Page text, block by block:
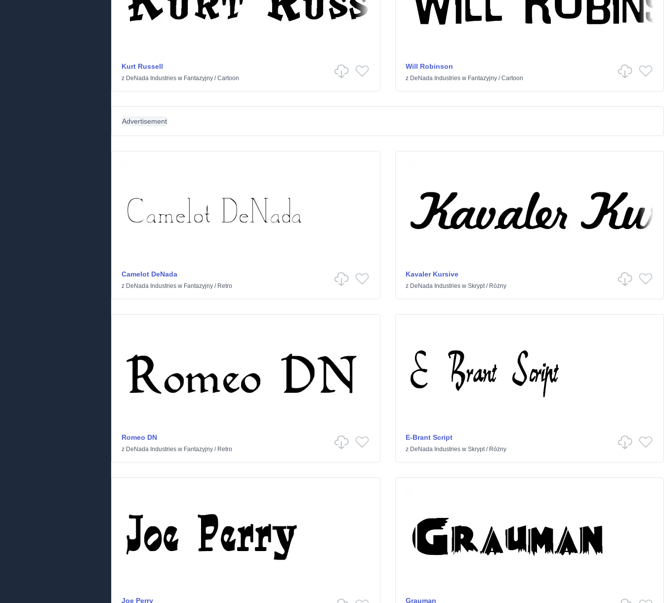
Kurt Russell
z DeNada Industries w Fantazyjny /Cartoon
Will Robinson
z DeNada Industriesw Fantazyjny/Cartoon
Advertisement
Camelot DeNada
z DeNada Industries w Fantazyjny / Retro
Kavaler Kursive
z DeNada Industriesw Skrypt/ Różny
Romeo DN
z DeNada Industries w Fantazyjny / Retro
E-Brant Script
z DeNada Industriesw Skrypt/ Różny
Joe Perry Grauman